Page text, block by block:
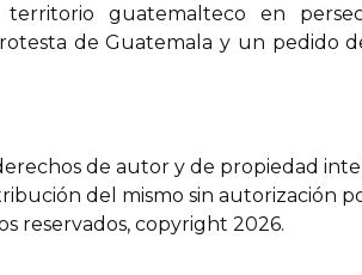
guatemalteco en
de Guatemala y un pedido
de autor y de propiedad
del mismo sin autorización
reservados, copyright 2026.